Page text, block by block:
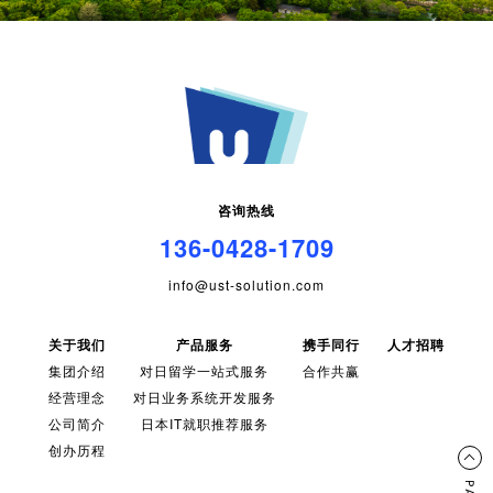
咨询热线
136-0428-1709
info@ust-solution.com
关于我们
集团介绍
经营理念
公司简介
创办历程
产品服务
对日留学一站式服务
对日业务系统开发服务
日本IT就职推荐服务
携手同行
合作共赢
人才招聘